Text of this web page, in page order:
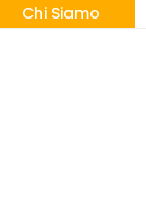
Chi Siamo